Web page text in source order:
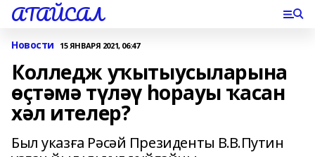
АТАЙСАЛ
Новости 15 ЯНВАРЯ 2021, 06:47
Колледж уҡытыусыларына
өҫтәмә түләү һорауы ҡасан
хәл ителер?
Был указға Рәсәй Президенты В.В.Путин